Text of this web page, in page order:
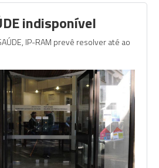
indisponível
IP-RAM prevê resolver até ao